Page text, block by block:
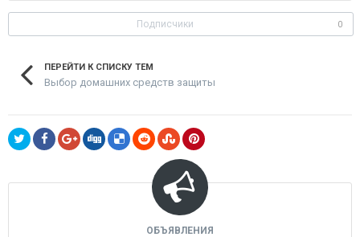
Подписчики 0
ПЕРЕЙТИ К СПИСКУ ТЕМ
Выбор домашних средств защиты
ОБЪЯВЛЕНИЯ